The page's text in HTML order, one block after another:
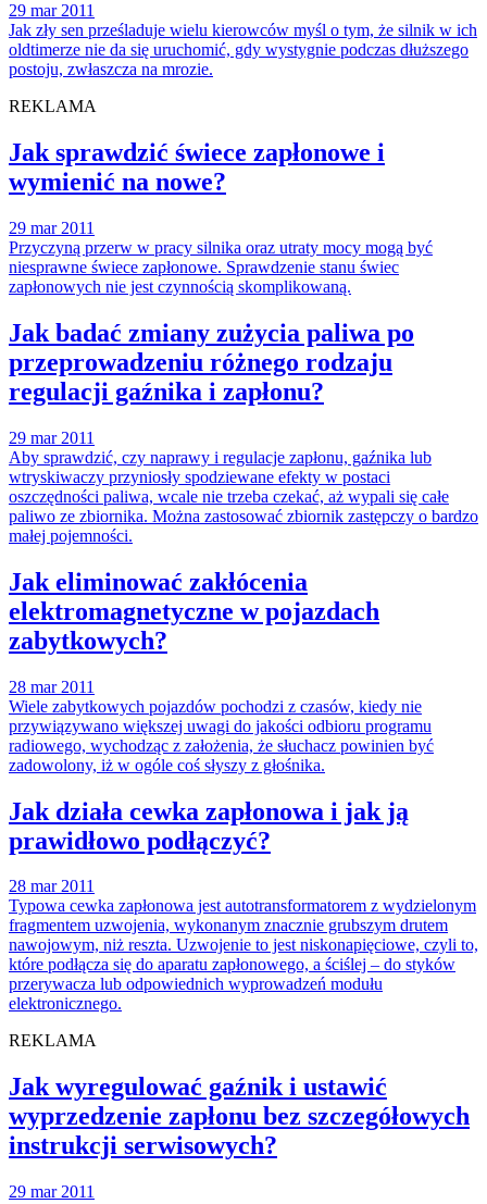
29 mar 2011
Jak zły sen prześladuje wielu kierowców myśl o tym, że silnik w ich
oldtimerze nie da się uruchomić, gdy wystygnie podczas dłuższego
postoju, zwłaszcza na mrozie.
REKLAMA
Jak sprawdzić świece zapłonowe i
wymienić na nowe?
29 mar 2011
Przyczyną przerw w pracy silnika oraz utraty mocy mogą być
niesprawne świece zapłonowe. Sprawdzenie stanu świec
zapłonowych nie jest czynnością skomplikowaną.
Jak badać zmiany zużycia paliwa po
przeprowadzeniu różnego rodzaju
regulacji gaźnika i zapłonu?
29 mar 2011
Aby sprawdzić, czy naprawy i regulacje zapłonu, gaźnika lub
wtryskiwaczy przyniosły spodziewane efekty w postaci
oszczędności paliwa, wcale nie trzeba czekać, aż wypali się całe
paliwo ze zbiornika. Można zastosować zbiornik zastępczy o bardzo
małej pojemności.
Jak eliminować zakłócenia
elektromagnetyczne w pojazdach
zabytkowych?
28 mar 2011
Wiele zabytkowych pojazdów pochodzi z czasów, kiedy nie
przywiązywano większej uwagi do jakości odbioru programu
radiowego, wychodząc z założenia, że słuchacz powinien być
zadowolony, iż w ogóle coś słyszy z głośnika.
Jak działa cewka zapłonowa i jak ją
prawidłowo podłączyć?
28 mar 2011
Typowa cewka zapłonowa jest autotransformatorem z wydzielonym
fragmentem uzwojenia, wykonanym znacznie grubszym drutem
nawojowym, niż reszta. Uzwojenie to jest niskonapięciowe, czyli to,
które podłącza się do aparatu zapłonowego, a ściślej – do styków
przerywacza lub odpowiednich wyprowadzeń modułu
elektronicznego.
REKLAMA
Jak wyregulować gaźnik i ustawić
wyprzedzenie zapłonu bez szczegółowych
instrukcji serwisowych?
29 mar 2011